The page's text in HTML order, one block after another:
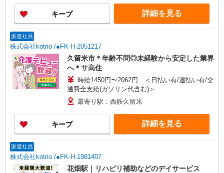
キープ 詳細を見る
派遣社員
株式会社kotrio /●FK-H-2051217
久留米市＊年齢不問◎未経験から安定した業界
へ＊サ高住
時給1450円〜2062円 ＜日払い有/週払い有/交
通費全支給(ガソリン代含む)＞
最寄り駅：西鉄久留米
キープ 詳細を見る
派遣社員
株式会社kotrio /●FK-H-1981407
花畑駅｜リハビリ補助などのデイサービス